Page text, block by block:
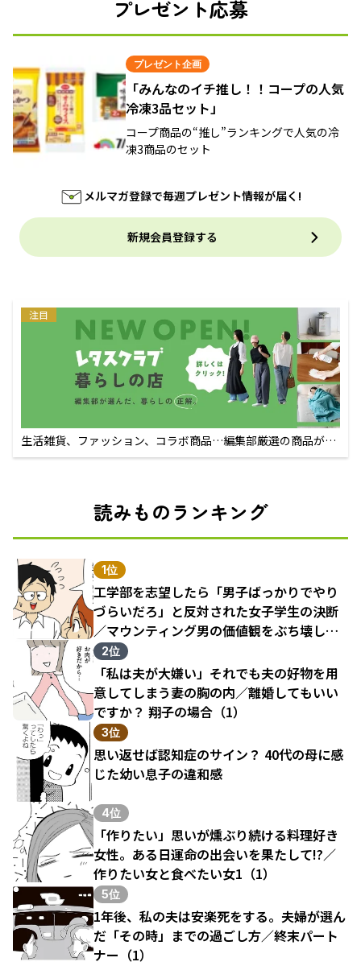
プレゼント応募
プレゼント企画
「みんなのイチ推し！！コープの人気
冷凍3品セット」
コープ商品の“推し”ランキングで人気の冷
凍3商品のセット
メルマガ登録で毎週プレゼント情報が届く!
新規会員登録する
注目
生活雑貨、ファッション、コラボ商品…編集部厳選の商品が買
えるECサイト
読みものランキング
1位
工学部を志望したら「男子ばっかりでやり
づらいだろ」と反対された女子学生の決断
／マウンティング男の価値観をぶち壊した
結果（1）
2位
「私は夫が大嫌い」それでも夫の好物を用
意してしまう妻の胸の内／離婚してもいい
ですか？ 翔子の場合（1）
3位
思い返せば認知症のサイン？ 40代の母に感
じた幼い息子の違和感
4位
「作りたい」思いが燻ぶり続ける料理好き
女性。ある日運命の出会いを果たして!?／
作りたい女と食べたい女1（1）
5位
1年後、私の夫は安楽死をする。夫婦が選ん
だ「その時」までの過ごし方／終末パート
ナー（1）